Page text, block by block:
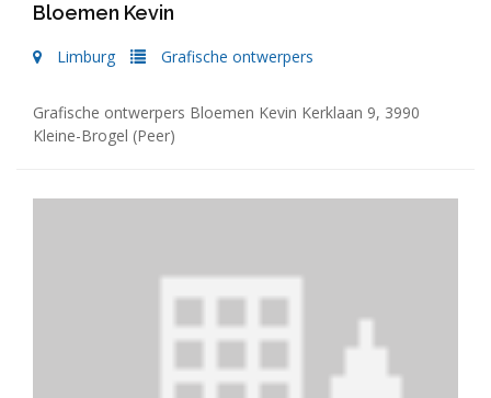
Bloemen Kevin
Limburg Grafische ontwerpers
Grafische ontwerpers Bloemen Kevin Kerklaan 9, 3990
Kleine-Brogel (Peer)